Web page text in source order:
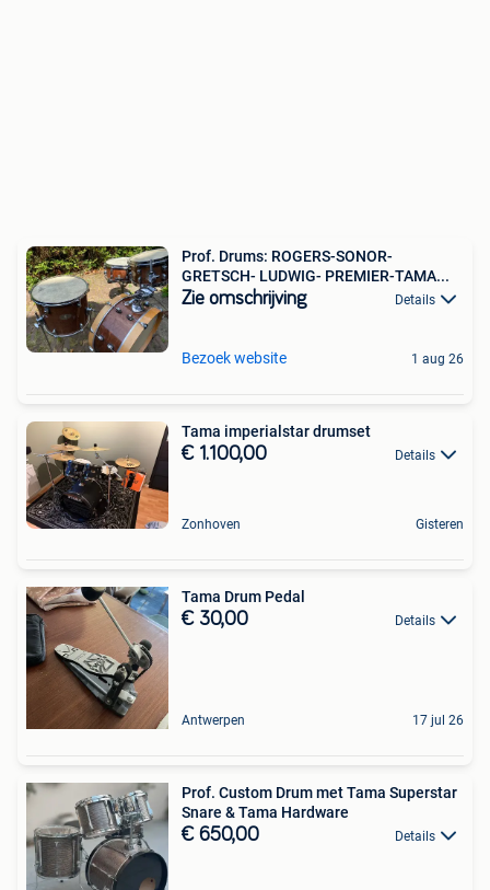
Prof. Drums: ROGERS-SONOR-
GRETSCH- LUDWIG- PREMIER-TAMA...
Zie omschrijving Details
Bezoek website 1 aug 26
Tama imperialstar drumset
€ 1.100,00 Details
Zonhoven Gisteren
Tama Drum Pedal
€ 30,00 Details
Antwerpen 17 jul 26
Prof. Custom Drum met Tama Superstar
Snare & Tama Hardware
€ 650,00 Details